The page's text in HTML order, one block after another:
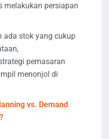
melakukan persiapan
ada stok yang cukup
pemasaran
menonjol di
vs. Demand